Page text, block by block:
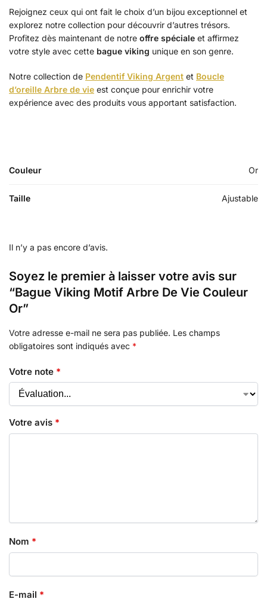
Rejoignez ceux qui ont fait le choix d’un bijou exceptionnel et
explorez notre collection pour découvrir d’autres trésors.
Profitez dès maintenant de notre offre spéciale et affirmez
votre style avec cette bague viking unique en son genre.
Notre collection de Pendentif Viking Argent et Boucle
d’oreille Arbre de vie est conçue pour enrichir votre
expérience avec des produits vous apportant satisfaction.
Couleur Or
Taille Ajustable
Il n’y a pas encore d’avis.
Soyez le premier à laisser votre avis sur
“Bague Viking Motif Arbre De Vie Couleur
Or”
Votre adresse e-mail ne sera pas publiée. Les champs
obligatoires sont indiqués avec *
Votre note *
Votre avis *
Nom *
E-mail *